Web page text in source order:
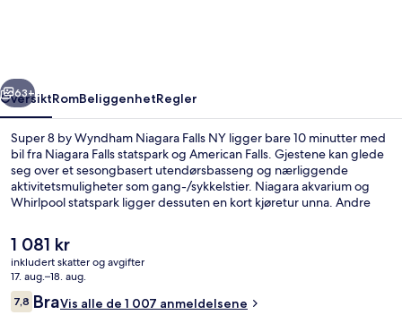
NY
Neste
63+
OversiktRomBeliggenhetRegler
Super 8 by Wyndham Niagara Falls NY ligger bare 10 minutter med
bil fra Niagara Falls statspark og American Falls. Gjestene kan glede
seg over et sesongbasert utendørsbasseng og nærliggende
aktivitetsmuligheter som gang-/sykkelstier. Niagara akvarium og
Whirlpool statspark ligger dessuten en kort kjøretur unna. Andre
Den
nåværende
prisen
er
1 081 kr
1 081 kr
inkludert skatter og avgifter
17. aug.–18. aug.
Anmeldelser
7,87,8 av 10 –
BraVis alle de 1 007 anmeldelsene